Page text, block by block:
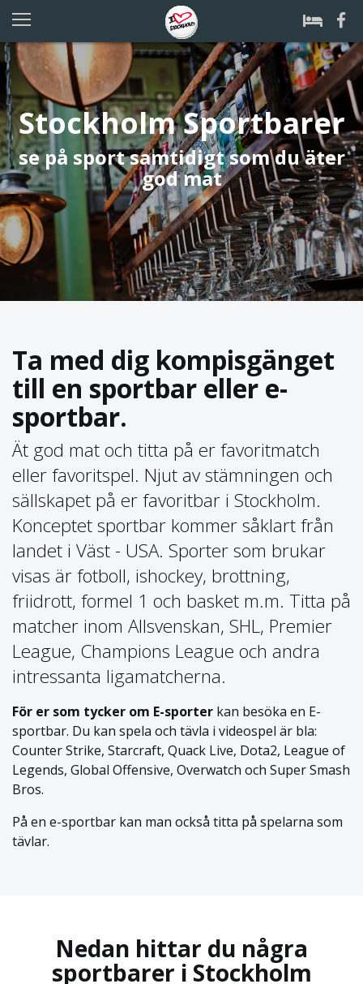
Stockholm Sportbarer
se på sport samtidigt som du äter
god mat
Ta med dig kompisgänget
till en sportbar eller e-
sportbar.
Ät god mat och titta på er favoritmatch
eller favoritspel. Njut av stämningen och
sällskapet på er favoritbar i Stockholm.
Konceptet sportbar kommer såklart från
landet i Väst - USA. Sporter som brukar
visas är fotboll, ishockey, brottning,
friidrott, formel 1 och basket m.m. Titta på
matcher inom Allsvenskan, SHL, Premier
League, Champions League och andra
intressanta ligamatcherna.
För er som tycker om E-sporter kan besöka en E-
sportbar. Du kan spela och tävla i videospel är bla:
Counter Strike, Starcraft, Quack Live, Dota2, League of
Legends, Global Offensive, Overwatch och Super Smash
Bros.
På en e-sportbar kan man också titta på spelarna som
tävlar.
Nedan hittar du några
sportbarer i Stockholm